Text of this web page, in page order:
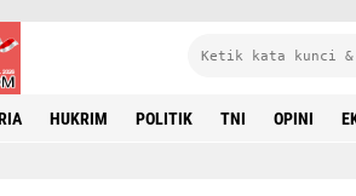
HUKRIM POLITIK TNI OPINI